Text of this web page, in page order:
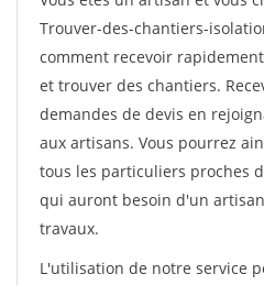
Trouver-des-chantiers-
comment recevoir
et trouver des chantiers.
demandes de devis en
aux artisans. Vous pourrez
tous les particuliers proches
qui auront besoin d'un
travaux.
L'utilisation de notre service